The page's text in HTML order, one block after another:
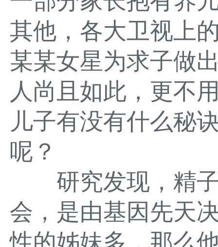
其他，各大卫视上
某某女星为求子做
人尚且如此，更不
儿子有没有什么秘
呢？
研究发现，精子
会，是由基因先天